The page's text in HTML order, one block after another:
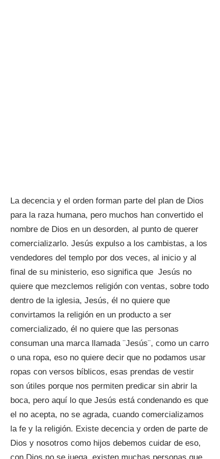
La decencia y el orden forman parte del plan de Dios
para la raza humana, pero muchos han convertido el
nombre de Dios en un desorden, al punto de querer
comercializarlo. Jesús expulso a los cambistas, a los
vendedores del templo por dos veces, al inicio y al
final de su ministerio, eso significa que Jesús no
quiere que mezclemos religión con ventas, sobre todo
dentro de la iglesia, Jesús, él no quiere que
convirtamos la religión en un producto a ser
comercializado, él no quiere que las personas
consuman una marca llamada ¨Jesús¨, como un carro
o una ropa, eso no quiere decir que no podamos usar
ropas con versos bíblicos, esas prendas de vestir
son útiles porque nos permiten predicar sin abrir la
boca, pero aquí lo que Jesús está condenando es que
el no acepta, no se agrada, cuando comercializamos
la fe y la religión. Existe decencia y orden de parte de
Dios y nosotros como hijos debemos cuidar de eso,